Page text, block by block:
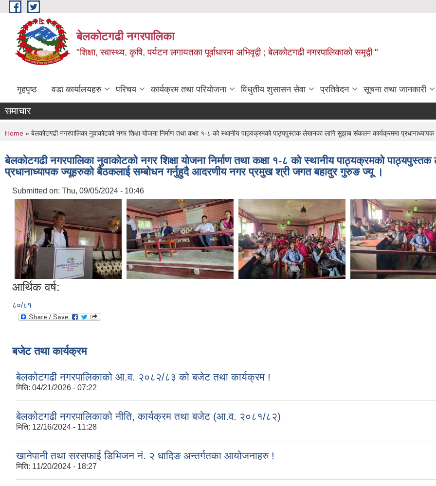
Skip to main content
बेलकोटगढी नगरपालिका
"शिक्षा, स्वास्थ्य, कृषि, पर्यटन लगायतका पूर्वाधारमा अभिवृद्वी ; बेलकोटगढी नगरपालिकाको समृद्वी "
गृहपृष्ठ वडा कार्यालयहरु परिचय कार्यक्रम तथा परियोजना विधुतीय शुसासन सेवा प्रतिवेदन सूचना तथा जानकारी
समाचार
You are here
Home » बेलकोटगढी नगरपालिका नुवाकोटको नगर शिक्षा योजना निर्माण तथा कक्षा १-८ को स्थानीय पाठ्यक्रमको पाठ्यपुस्तक लेखनका लागि सुझाब संकलन कार्यक्रममा
बेलकोटगढी नगरपालिका नुवाकोटको नगर शिक्षा योजना निर्माण तथा कक्षा १-८ को स्थानीय पाठ्यक्रमको
प्रधानाध्यापक ज्यूहरुको बैठकलाई सम्बोधन गर्नुहुदै आदरणीय नगर प्रमुख श्री जगत बहादुर गुरुङ ज्यू ।
Submitted on: Thu, 09/05/2024 - 10:46
आर्थिक वर्ष:
८०/८१
बजेट तथा कार्यक्रम
बेलकोटगढी नगरपालिकाको आ.व. २०८२/८३ को बजेट तथा कार्यक्रम !
मिति: 04/21/2026 - 07:22
बेलकोटगढी नगरपालिकाको नीति, कार्यक्रम तथा बजेट (आ.व. २०८१/८२)
मिति: 12/16/2024 - 11:28
खानेपानी तथा सरसफाई डिभिजन नं. २ धादिङ अन्तर्गतका आयोजनाहरु !
मिति: 11/20/2024 - 18:27